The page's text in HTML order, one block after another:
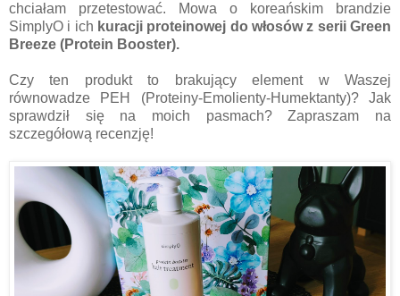
chciałam przetestować. Mowa o koreańskim brandzie
SimplyO i ich kuracji proteinowej do włosów z serii Green
Breeze (Protein Booster).
Czy ten produkt to brakujący element w Waszej
równowadze PEH (Proteiny-Emolienty-Humektanty)? Jak
sprawdził się na moich pasmach? Zapraszam na
szczegółową recenzję!